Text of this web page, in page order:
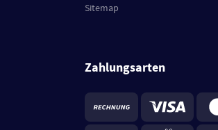
Sitemap
Zahlungsarten